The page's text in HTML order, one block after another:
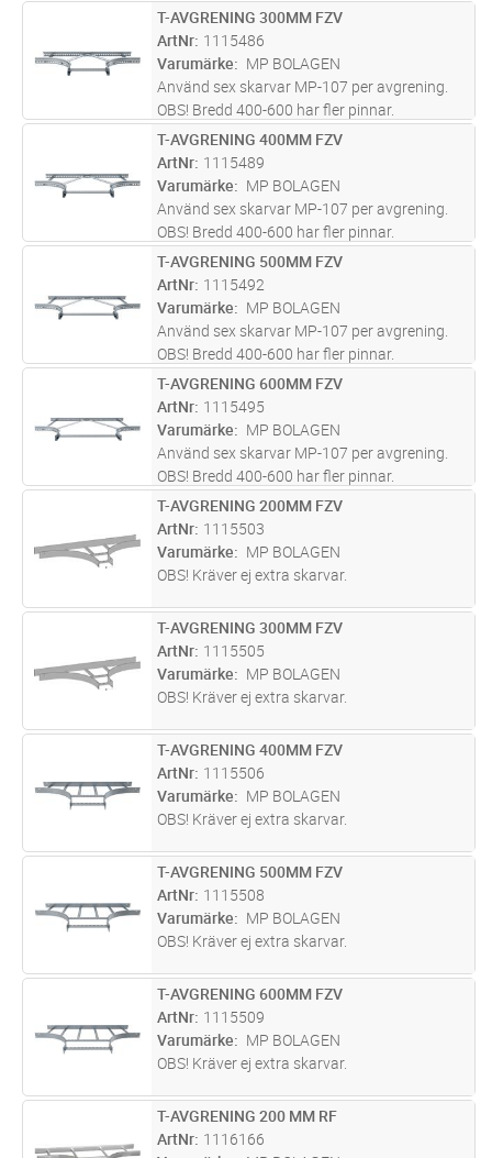
ST Lägg i kundvagn
T-AVGRENING 300MM FZV
ArtNr 1115486
Varumärke
MP BOLAGEN
Använd sex skarvar MP-107 per avgrening.
OBS! Bredd 400-600 har fler pinnar.
ST Lägg i kundvagn
T-AVGRENING 400MM FZV
ArtNr 1115489
Varumärke
MP BOLAGEN
Använd sex skarvar MP-107 per avgrening.
OBS! Bredd 400-600 har fler pinnar.
ST Lägg i kundvagn
T-AVGRENING 500MM FZV
ArtNr 1115492
Varumärke
MP BOLAGEN
Använd sex skarvar MP-107 per avgrening.
OBS! Bredd 400-600 har fler pinnar.
ST Lägg i kundvagn
T-AVGRENING 600MM FZV
ArtNr 1115495
Varumärke
MP BOLAGEN
Använd sex skarvar MP-107 per avgrening.
OBS! Bredd 400-600 har fler pinnar.
ST Lägg i kundvagn
T-AVGRENING 200MM FZV
ArtNr 1115503
Varumärke
MP BOLAGEN
OBS! Kräver ej extra skarvar.
ST Lägg i kundvagn
T-AVGRENING 300MM FZV
ArtNr 1115505
Varumärke
MP BOLAGEN
OBS! Kräver ej extra skarvar.
ST Lägg i kundvagn
T-AVGRENING 400MM FZV
ArtNr 1115506
Varumärke
MP BOLAGEN
OBS! Kräver ej extra skarvar.
ST Lägg i kundvagn
T-AVGRENING 500MM FZV
ArtNr 1115508
Varumärke
MP BOLAGEN
OBS! Kräver ej extra skarvar.
ST Lägg i kundvagn
T-AVGRENING 600MM FZV
ArtNr 1115509
Varumärke
MP BOLAGEN
OBS! Kräver ej extra skarvar.
ST Lägg i kundvagn
T-AVGRENING 200 MM RF
ArtNr 1116166